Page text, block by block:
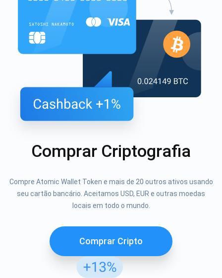
Comprar Criptografia
Compre Atomic Wallet Token e mais de 20 outros ativos usando
seu cartão bancário. Aceitamos USD, EUR e outras moedas
locais em todo o mundo.
Comprar Cripto